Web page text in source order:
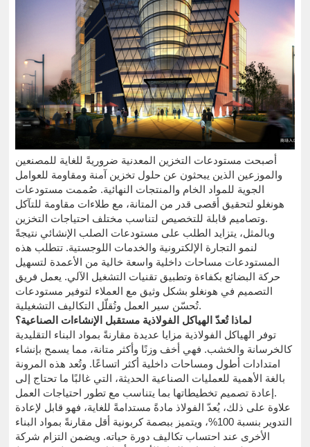
أصبحت مستودعات التخزين المعدنية ضروريةً للغاية للمصنعين
والموزعين الذين يبحثون عن حلول تخزين آمنة ومقاومة للعوامل
الجوية للمواد الخام والمنتجات النهائية. صُممت مستودعات
هونغلو لتحقيق أقصى قدر من المتانة، مع طلاءات مقاومة للتآكل
وتصاميم قابلة للتخصيص لتناسب مختلف احتياجات التخزين.
وبالمثل، يتزايد الطلب على مستودعات الصلب الإنشائي نتيجةً
لنمو التجارة الإلكترونية والخدمات اللوجستية. تتطلب هذه
المستودعات مساحات داخلية واسعة خالية من الأعمدة لتسهيل
حركة البضائع بكفاءة وتطبيق تقنيات التشغيل الآلي. يعمل فريق
التصميم في هونغلو بشكل وثيق مع العملاء لتوفير مستودعات
تُحسّن سير العمل وتُقلّل التكاليف التشغيلية.
لماذا تُعدّ الهياكل الفولاذية مستقبل الإنشاءات الصناعية؟
توفر الهياكل الفولاذية مزايا عديدة مقارنةً بمواد البناء التقليدية
كالخرسانة والخشب. فهي أخف وزنًا وأكثر متانة، مما يسمح بإنشاء
امتدادات أطول ومساحات داخلية أكثر اتساعًا. وتُعد هذه المرونة
بالغة الأهمية للعمليات الصناعية الحديثة، التي غالبًا ما تحتاج إلى
إعادة تصميم تخطيطاتها بما يتناسب مع تطور احتياجات العمل.
علاوة على ذلك، يُعدّ الفولاذ مادةً مستدامةً للغاية، فهو قابل لإعادة
التدوير بنسبة 100%، ويتميز ببصمة كربونية أقل مقارنةً بمواد البناء
الأخرى عند احتساب تكاليف دورة حياته. ويضمن التزام شركة